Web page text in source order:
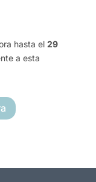
hasta el 29
a esta